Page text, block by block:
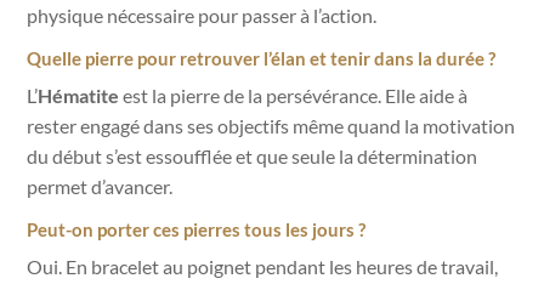
physique nécessaire pour passer à l’action.
Quelle pierre pour retrouver l’élan et tenir dans la durée ?
L’Hématite est la pierre de la persévérance. Elle aide à
rester engagé dans ses objectifs même quand la motivation
du début s’est essoufflée et que seule la détermination
permet d’avancer.
Peut-on porter ces pierres tous les jours ?
Oui. En bracelet au poignet pendant les heures de travail,